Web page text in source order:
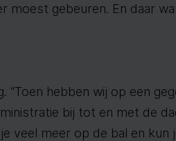
gebeuren. En daar
“Toen hebben wij op een
bij tot en met de
veel meer op de bal en kun